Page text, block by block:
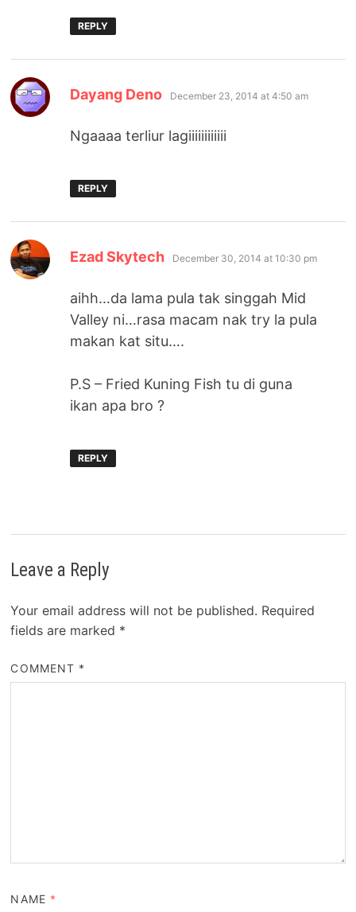
REPLY
Dayang Deno says:
December 23, 2014 at 4:50 am
Ngaaaa terliur lagiiiiiiiiiiii
REPLY
Ezad Skytech says:
December 30, 2014 at 10:30 pm
aihh…da lama pula tak singgah Mid
Valley ni…rasa macam nak try la pula
makan kat situ….
P.S – Fried Kuning Fish tu di guna
ikan apa bro ?
REPLY
Leave a Reply
Your email address will not be published. Required
fields are marked *
COMMENT *
NAME *